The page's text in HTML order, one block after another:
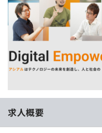
就活成功ガイド
プラン
個人向けプラン
法人向けプラン
学校向けプラン
契約内容・クーポン
note
求人概要